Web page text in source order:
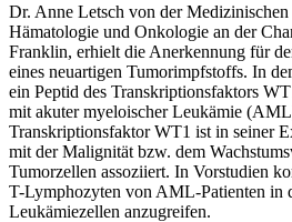
Dr. Anne Letsch von der
Hämatologie und Onkologie an der
Franklin, erhielt die Anerkennung für
eines neuartigen Tumorimpfstoffs. In
ein Peptid des Transkriptionsfaktors
mit akuter myeloischer Leukämie
Transkriptionsfaktor WT1 ist in seiner
mit der Malignität bzw. dem
Tumorzellen assoziiert. In Vorstudien
T-Lymphozyten von AML-Patienten in
Leukämiezellen anzugreifen.